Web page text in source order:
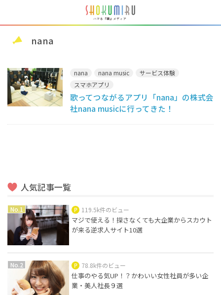
nana
nana nana music
サービス体験
スマホアプリ
歌ってつながるアプリ「nana」の株式会
社nana musicに行ってきた！
人気記事一覧
119.5k件のビュー
マジで使える！探さなくても大企業からスカウト
が来る逆求人サイト10選
78.8k件のビュー
仕事のやる気UP！？かわいい女性社員が多い企
業・美人社長９選